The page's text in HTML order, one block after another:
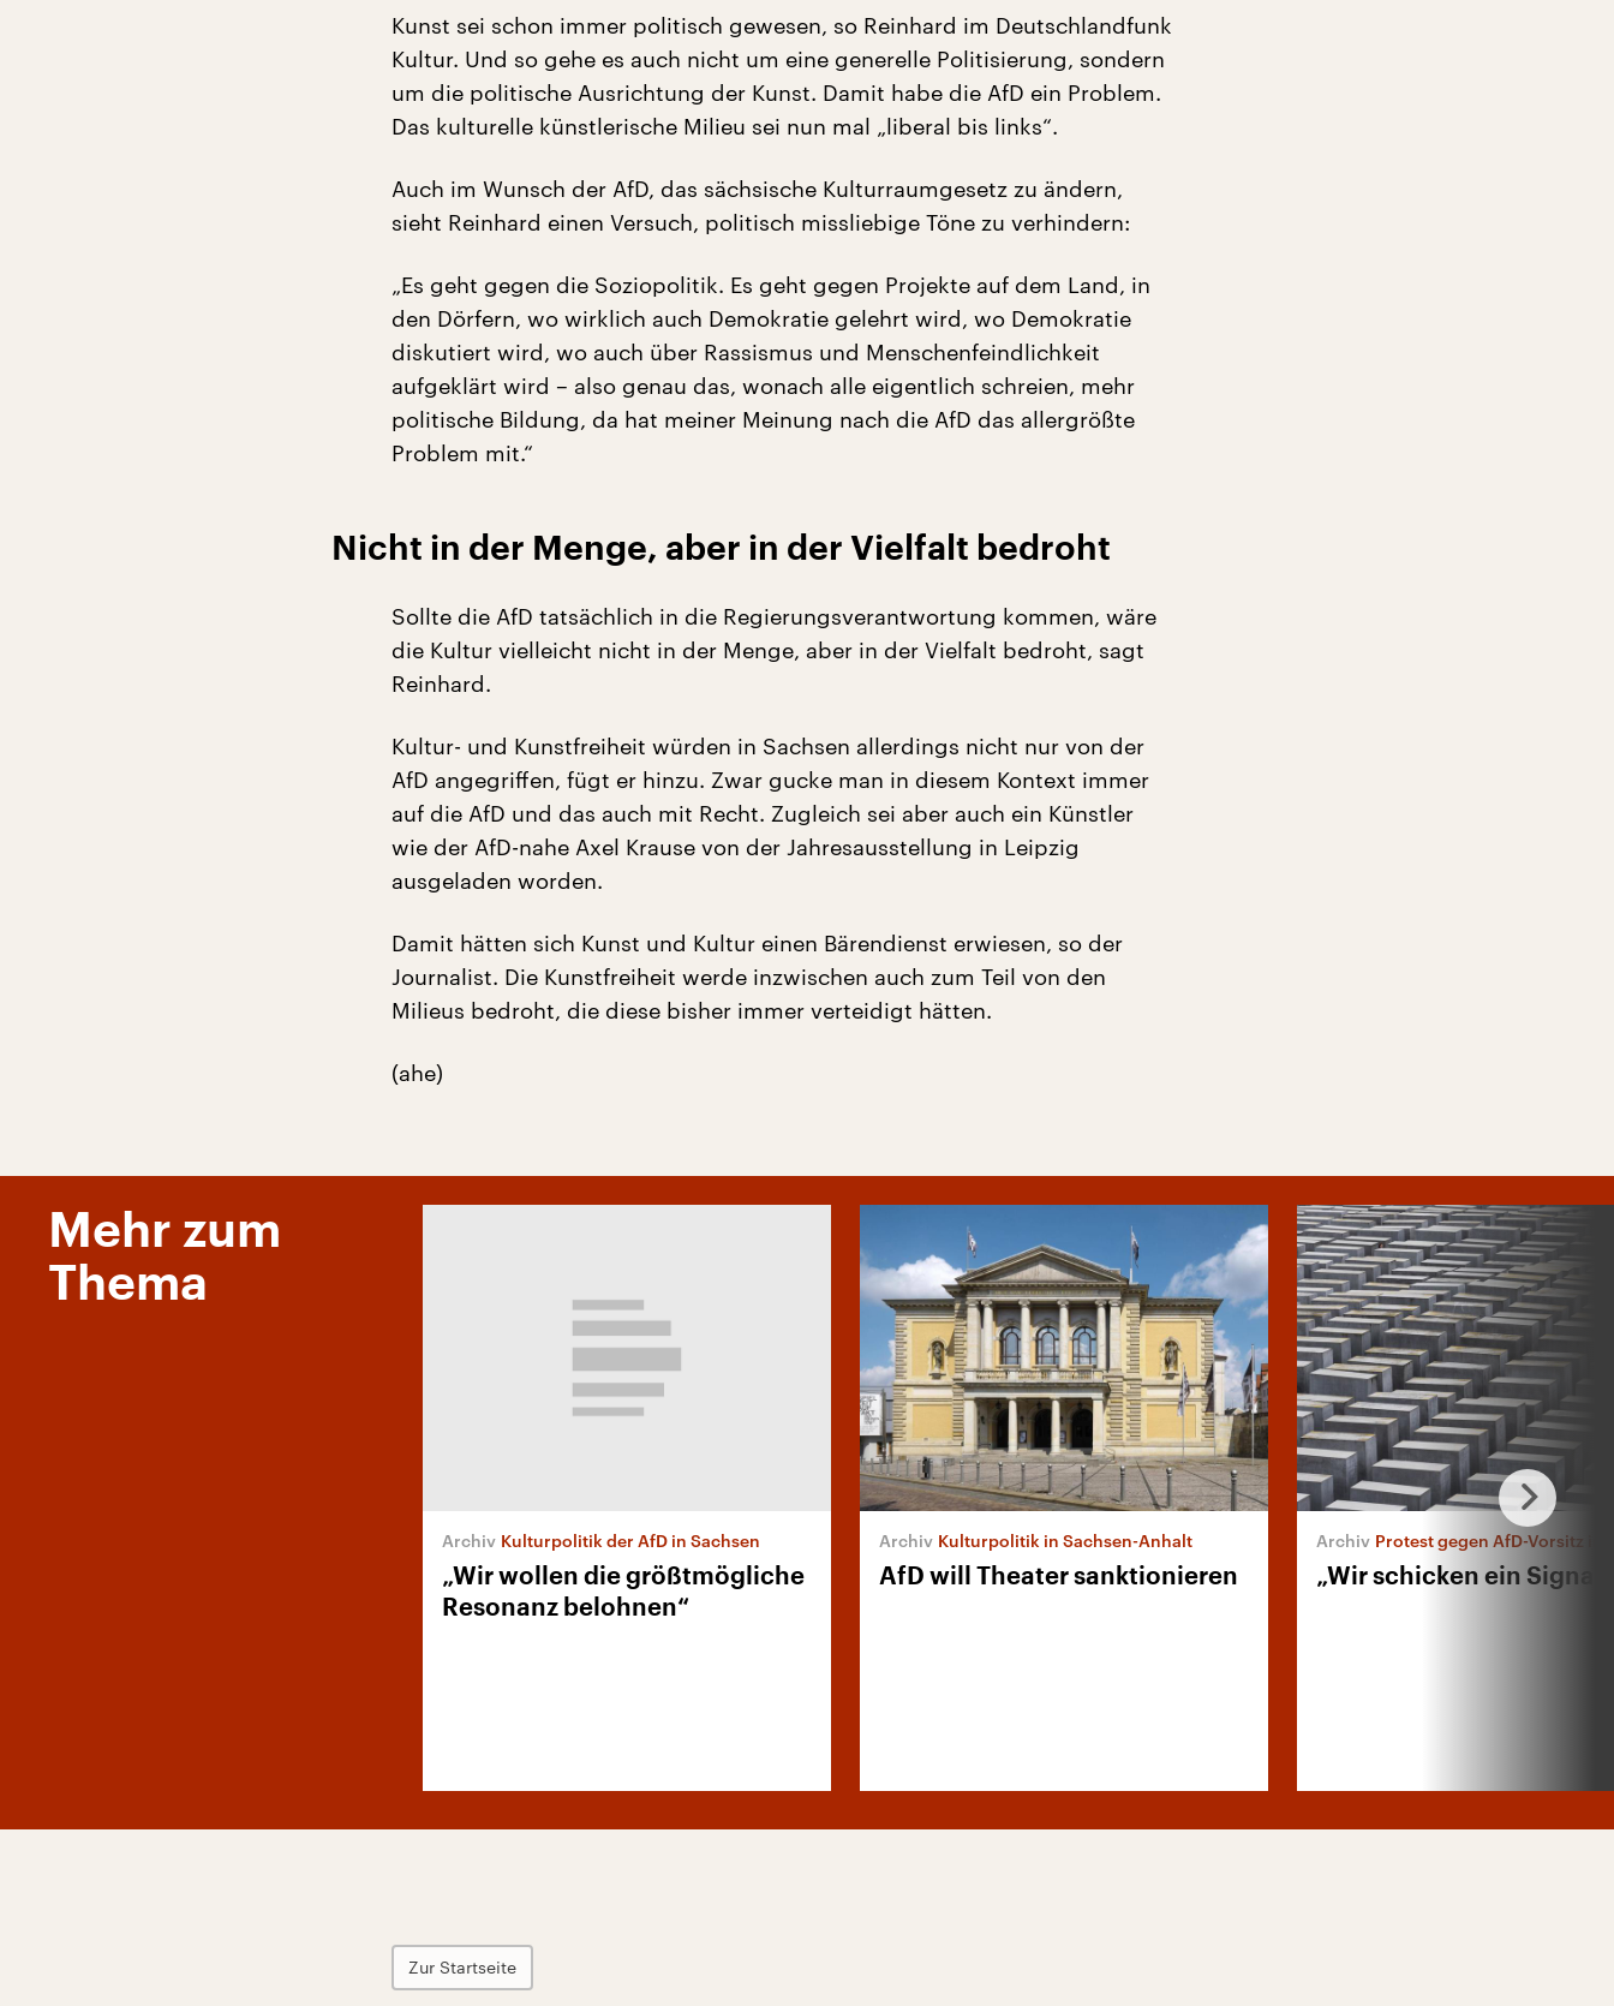
Kunst sei schon immer politisch gewesen, so Reinhard im Deutschlandfunk
Kultur. Und so gehe es auch nicht um eine generelle Politisierung, sondern
um die politische Ausrichtung der Kunst. Damit habe die AfD ein Problem.
Das kulturelle künstlerische Milieu sei nun mal „liberal bis links“.
Auch im Wunsch der AfD, das sächsische Kulturraumgesetz zu ändern,
sieht Reinhard einen Versuch, politisch missliebige Töne zu verhindern:
„Es geht gegen die Soziopolitik. Es geht gegen Projekte auf dem Land, in
den Dörfern, wo wirklich auch Demokratie gelehrt wird, wo Demokratie
diskutiert wird, wo auch über Rassismus und Menschenfeindlichkeit
aufgeklärt wird – also genau das, wonach alle eigentlich schreien, mehr
politische Bildung, da hat meiner Meinung nach die AfD das allergrößte
Problem mit.“
Nicht in der Menge, aber in der Vielfalt bedroht
Sollte die AfD tatsächlich in die Regierungsverantwortung kommen, wäre
die Kultur vielleicht nicht in der Menge, aber in der Vielfalt bedroht, sagt
Reinhard.
Kultur- und Kunstfreiheit würden in Sachsen allerdings nicht nur von der
AfD angegriffen, fügt er hinzu. Zwar gucke man in diesem Kontext immer
auf die AfD und das auch mit Recht. Zugleich sei aber auch ein Künstler
wie der AfD-nahe Axel Krause von der Jahresausstellung in Leipzig
ausgeladen worden.
Damit hätten sich Kunst und Kultur einen Bärendienst erwiesen, so der
Journalist. Die Kunstfreiheit werde inzwischen auch zum Teil von den
Milieus bedroht, die diese bisher immer verteidigt hätten.
(ahe)
Mehr zum
Thema
Kulturpolitik der AfD in Sachsen
„Wir wollen die größtmögliche
Resonanz belohnen“
Kulturpolitik in Sachsen-Anhalt
AfD will Theater sanktionieren
Protest gegen AfD-Vorsitz im
„Wir schicken ein Signal“
Zur Startseite